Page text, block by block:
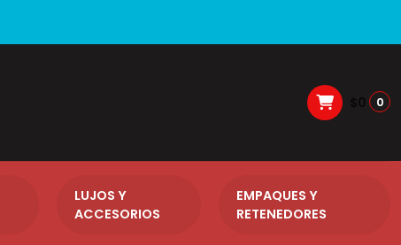
0
LUJOS Y
ACCESORIOS
EMPAQUES Y
RETENEDORES